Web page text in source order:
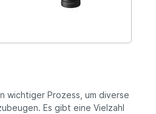
wichtiger Prozess, um diverse
Es gibt eine Vielzahl